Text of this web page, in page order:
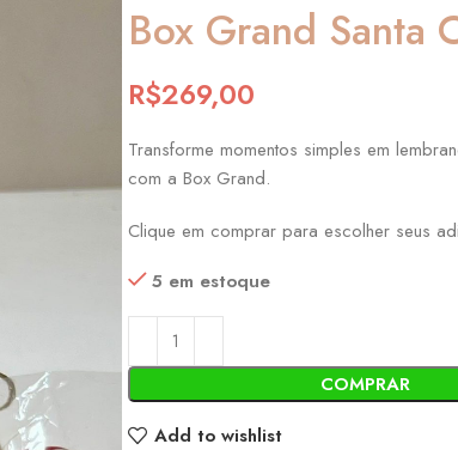
Box Grand Santa
R$269,00
Transforme momentos simples em
com a Box Grand.
Clique em comprar para escolher seus
5 em estoque
COMPRAR
Add to wishlist